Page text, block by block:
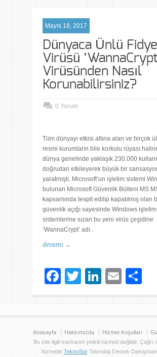
Mayıs 18, 2017
Dünyaca Ünlü Fidye
Virüsü
Virüsünden Nasıl
Korunabilirsiniz?
0 Yorum
Tüm dünyayı etkisi altına alan ve birçok
resmi kurumların bile korkulu rüyası
dünya genelinde yaklaşık 230.000
doğrudan etkileyerek büyük bir
yaratmıştı. Microsoft’un işletim sistemi
bulunan Microsoft Güvenlik Bülteni MS
kapsamında tespit edilip kapatılmış olan
güvenlik açığı sayesinde Windows işletim
sistemlerine sızan bu yeni virüs çeşidine
‘WannaCrypt’ adı..
devamı →
Facebook
TwitterLinkedIn
Email
Anasayfa Hakkımızda Hizmet Koşulları
Bu site ilgili markanın yetkili hizmeti değildir. Çağrı
hizmettir TeknoSorTeknoloji Destek